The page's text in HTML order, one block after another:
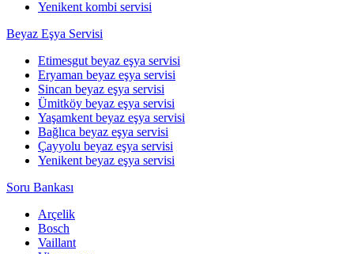
Yenikent kombi servisi
Beyaz Eşya Servisi
Etimesgut beyaz eşya servisi
Eryaman beyaz eşya servisi
Sincan beyaz eşya servisi
Ümitköy beyaz eşya servisi
Yaşamkent beyaz eşya servisi
Bağlıca beyaz eşya servisi
Çayyolu beyaz eşya servisi
Yenikent beyaz eşya servisi
Soru Bankası
Arçelik
Bosch
Vaillant